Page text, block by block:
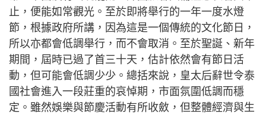
止，便能如常觀光。至於即將舉行的一年一度水燈
節，根據政府所講，因為這是一個傳統的文化節日，
所以亦都會低調舉行，而不會取消。至於聖誕、新年
期間，屆時已過了首三十天，估計依然會有節日活
動，但可能會低調少少。總括來說，皇太后辭世令泰
國社會進入一段莊重的哀悼期，市面氛圍低調而穩
定。雖然娛樂與節慶活動有所收斂，但整體經濟與生